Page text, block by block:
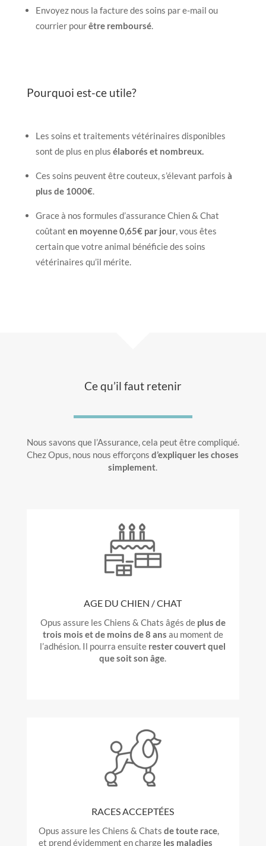
Envoyez nous la facture des soins par e-mail ou
courrier pourêtre remboursé.
Pourquoi est-ce utile?
Les soins et traitements vétérinaires disponibles
sont de plus en plus élaborés et nombreux.
Ces soins peuvent être couteux, s’élevant parfois à
plus de 1000€.
Grace à nos formules d’assurance Chien & Chat
coûtant en moyenne 0,65€ par jour, vous êtes
certain que votre animal bénéficie des soins
vétérinaires qu’il mérite.
Ce qu’il faut retenir
Nous savons que l’Assurance, cela peut être compliqué.
Chez Opus, nous nous efforçonsd’expliquer les choses
simplement.
AGE DU CHIEN / CHAT
Opus assure les Chiens & Chats âgés de plus de
trois mois et de moins de 8 ans au moment de
l’adhésion. Il pourra ensuite rester couvert quel
que soit son âge.
RACES ACCEPTÉES
Opus assure les Chiens & Chats de toute race,
et prend évidemment en charge les maladies